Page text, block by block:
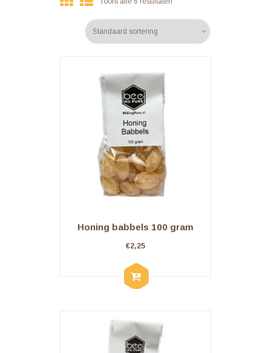
Honing babbels 100 gram
€2,25